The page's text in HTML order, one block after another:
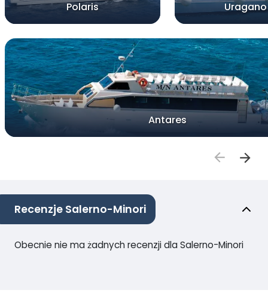
Polaris
Antares
Recenzje Salerno-Minori
Obecnie nie ma żadnych recenzji dla Salerno-Minori